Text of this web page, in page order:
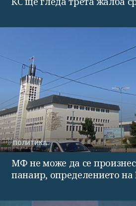
ПОЛИТИКА
МФ не може да се
панаир, определението